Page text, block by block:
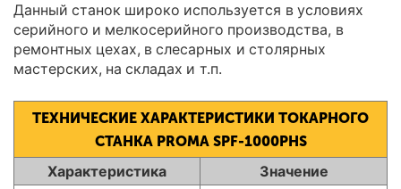
Данный станок широко используется в условиях
серийного и мелкосерийного производства, в
ремонтных цехах, в слесарных и столярных
мастерских, на складах и т.п.
ТЕХНИЧЕСКИЕ ХАРАКТЕРИСТИКИ ТОКАРНОГО
СТАНКА PROMA SPF-1000PHS
Характеристика
Значение